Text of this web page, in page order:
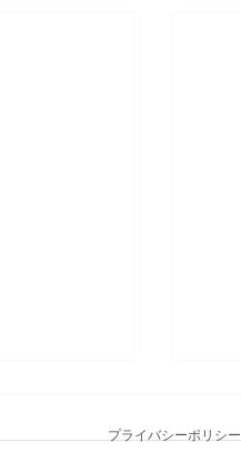
プライバシーポリシー